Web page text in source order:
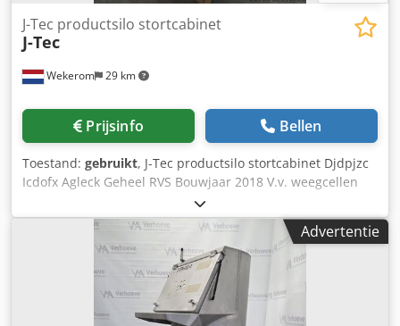
Wekerom 29 km
J-Tec productsilo stortcabinet
J-Tec
Prijsinfo Bellen
Toestand: gebruikt, J-Tec productsilo stortcabinet Djdpjzc
Icdofx Agleck Geheel RVS Bouwjaar 2018 V.v. weegcellen
met onderframe (weegcellen defect) V.v. Trilbodem met
RVS vlinderklep V.v. pneumatische bunkerklopper en
niveausensor Zie onze andere advertenties VMA Wekerom
Advertentie